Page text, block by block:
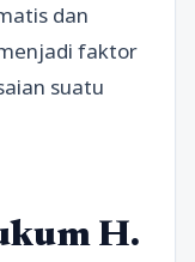
dan
faktor
suatu
H.